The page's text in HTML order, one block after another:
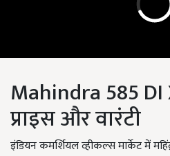
Mahindra 585 DI
प्राइस और वारंटी
इंडियन कमर्शियल व्हीकल्स मार्केट में